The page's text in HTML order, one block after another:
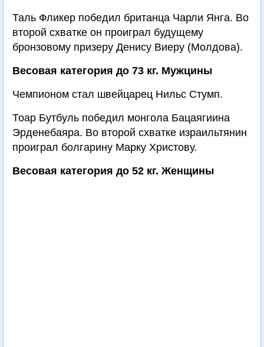
Таль Фликер победил британца Чарли Янга. Во
второй схватке он проиграл будущему
бронзовому призеру Денису Виеру (Молдова).
Весовая категория до 73 кг. Мужцины
Чемпионом стал швейцарец Нильс Стумп.
Тоар Бутбуль победил монгола Бацаягиина
Эрденебаяра. Во второй схватке израильтянин
проиграл болгарину Марку Христову.
Весовая категория до 52 кг. Женщины